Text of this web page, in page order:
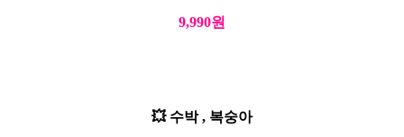
9,990원
💥 수박 , 복숭아